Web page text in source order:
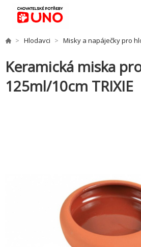
Hlodavci Misky a napáječky pro
Keramická miska
125ml/10cm TRIXIE